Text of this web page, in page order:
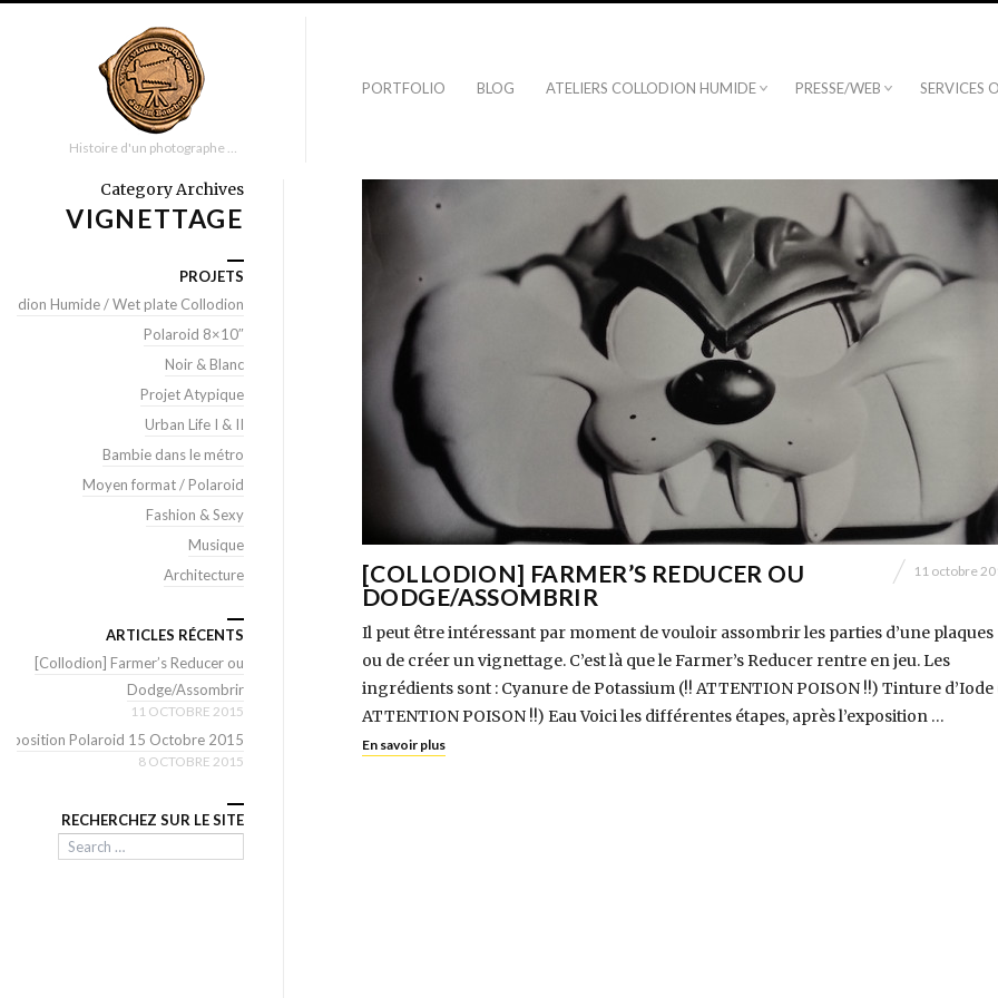
Histoire d'un photographe …
PORTFOLIO BLOG ATELIERS COLLODION HUMIDE PRESSE/WEB SERVICES
[COLLODION] FARMER’S REDUCER OU
DODGE/ASSOMBRIR
11 octobre
Il peut être intéressant par moment de vouloir assombrir les parties d’une plaques
ou de créer un vignettage. C’est là que le Farmer’s Reducer rentre en jeu. Les
ingrédients sont : Cyanure de Potassium (!! ATTENTION POISON !!) Tinture d’Iode
ATTENTION POISON !!) Eau Voici les différentes étapes, après l’exposition …
En savoir plus
Category Archives
VIGNETTAGE
PROJETS
Humide / Wet plate Collodion
Polaroid 8×10″
Noir & Blanc
Projet Atypique
Urban Life I & II
Bambie dans le métro
Moyen format / Polaroid
Fashion & Sexy
Musique
Architecture
ARTICLES RÉCENTS
[Collodion] Farmer’s Reducer ou
Dodge/Assombrir
11 OCTOBRE 2015
Polaroid 15 Octobre 2015
8 OCTOBRE 2015
RECHERCHEZ SUR LE SITE